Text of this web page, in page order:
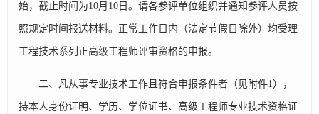
始，截止时间为10月10日。请各参评单位组织并通知参评人员按
照规定时间报送材料。正常工作日内（法定节假日除外）均受理
工程技术系列正高级工程师评审资格的申报。
二、凡从事专业技术工作且符合申报条件者（见附件1），
持本人身份证明、学历、学位证书、高级工程师专业技术资格证